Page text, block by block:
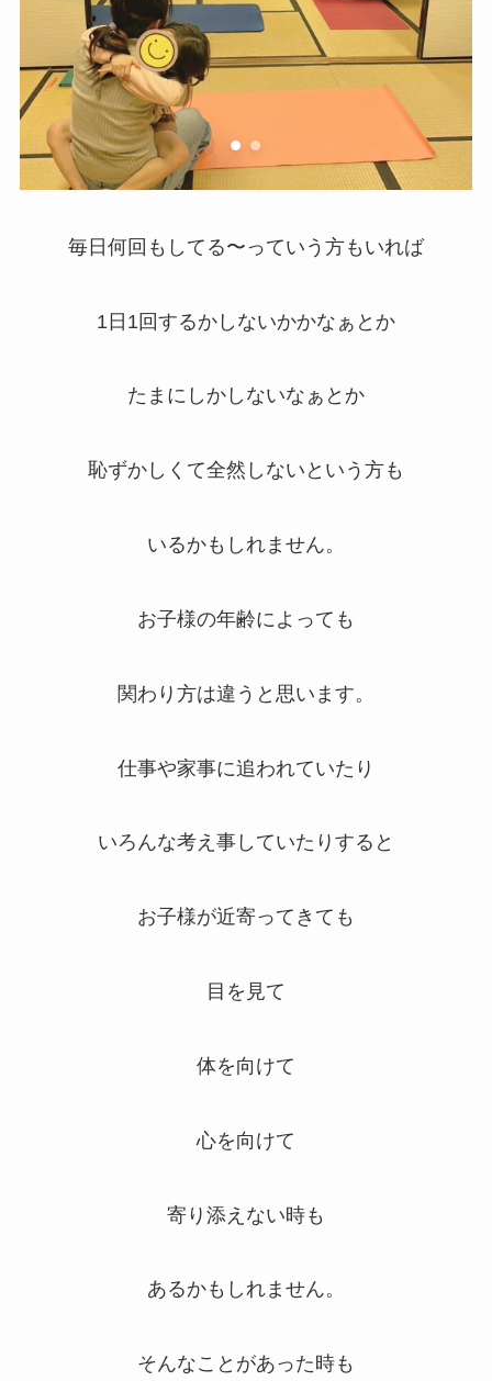
毎日何回もしてる〜っていう方もいれば
1日1回するかしないかかなぁとか
たまにしかしないなぁとか
恥ずかしくて全然しないという方も
いるかもしれません。
お子様の年齢によっても
関わり方は違うと思います。
仕事や家事に追われていたり
いろんな考え事していたりすると
お子様が近寄ってきても
目を見て
体を向けて
心を向けて
寄り添えない時も
あるかもしれません。
そんなことがあった時も